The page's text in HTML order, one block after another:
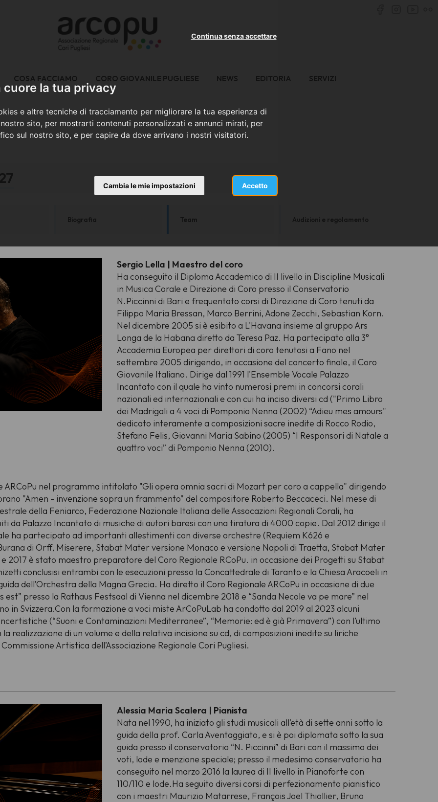
cuore la tua privacy
e altre tecniche di tracciamento per migliorare la tua esperienza di
sito, per mostrarti contenuti personalizzati e annunci mirati, per
sul nostro sito, e per capire da dove arrivano i nostri visitatori.
Accetto
Continua senza accettare
Cambia le mie impostazioni
COSA FACCIAMO CORO GIOVANILE PUGLIESE NEWS EDITORIA SERVIZI
Biografia Team Audizioni e regolamento
Sergio Lella | Maestro del coro
Ha conseguito il Diploma Accademico di II livello in Discipline Musicali
in Musica Corale e Direzione di Coro presso il Conservatorio
N.Piccinni di Bari e frequentato corsi di Direzione di Coro tenuti da
Filippo Maria Bressan, Marco Berrini, Adone Zecchi, Sebastian Korn.
Nel dicembre 2005 si è esibito a L'Havana insieme al gruppo Ars
Longa de la Habana diretto da Teresa Paz. Ha partecipato alla 3°
Accademia Europea per direttori di coro tenutosi a Fano nel
settembre 2005 dirigendo, in occasione del concerto finale, il Coro
Giovanile Italiano. Dirige dal 1991 l'Ensemble Vocale Palazzo
Incantato con il quale ha vinto numerosi premi in concorsi corali
nazionali ed internazionali e con cui ha inciso diversi cd ("Primo Libro
dei Madrigali a 4 voci di Pomponio Nenna (2002) “Adieu mes amours"
dedicato interamente a composizioni sacre inedite di Rocco Rodio,
Stefano Felis, Giovanni Maria Sabino (2005) “I Responsori di Natale a
quattro voci” di Pomponio Nenna (2010).
ARCoPu nel programma intitolato "Gli opera omnia sacri di Mozart per coro a cappella" dirigendo
"Amen - invenzione sopra un frammento" del compositore Roberto Beccaceci. Nel mese di
della Feniarco, Federazione Nazionale Italiana delle Assocazioni Regionali Corali, ha
da Palazzo Incantato di musiche di autori baresi con una tiratura di 4000 copie. Dal 2012 dirige il
ha partecipato ad importanti allestimenti con diverse orchestre (Requiem K626 e
di Orff, Miserere, Stabat Mater versione Monaco e versione Napoli di Traetta, Stabat Mater
2017 è stato maestro preparatore del Coro Regionale RCoPu. in occasione dei Progetti su Stabat
conclusisi entrambi con le esecuzioni presso la Concattedrale di Taranto e la Chiesa Aracoeli in
dell’Orchestra della Magna Grecia. Ha diretto il Coro Regionale ARCoPu in occasione di due
presso la Rathaus Festsaal di Vienna nel dicembre 2018 e “Sanda Necole va pe mare” nel
in Svizzera.Con la formazione a voci miste ArCoPuLab ha condotto dal 2019 al 2023 alcuni
(“Suoni e Contaminazioni Mediterranee”, “Memorie: ed è già Primavera”) con l’ultimo
realizzazione di un volume e della relativa incisione su cd, di composizioni inedite su liriche
Artistica dell’Associazione Regionale Cori Pugliesi.
Alessia Maria Scalera | Pianista
Nata nel 1990, ha iniziato gli studi musicali all’età di sette anni sotto la
guida della prof. Carla Aventaggiato, e si è poi diplomata sotto la sua
guida presso il conservatorio “N. Piccinni” di Bari con il massimo dei
voti, lode e menzione speciale; presso il medesimo conservatorio ha
conseguito nel marzo 2016 la laurea di II livello in Pianoforte con
110/110 e lode.Ha seguito diversi corsi di perfezionamento pianistico
con i maestri Maurizio Matarrese, François Joel Thiollier, Bruno